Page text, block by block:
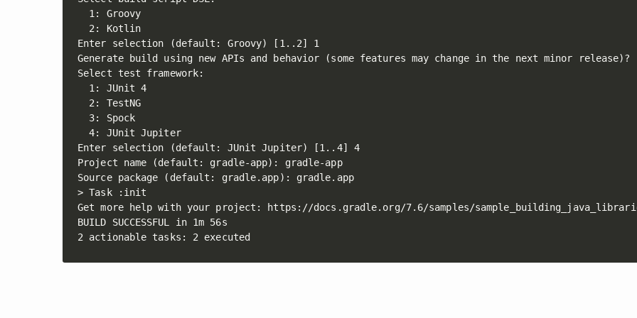
  1: Groovy
  2: Kotlin
Enter selection (default: Groovy) [1..2] 1
Generate build using new APIs and behavior (some features may change in the next minor
Select test framework:
  1: JUnit 4
  2: TestNG
  3: Spock
  4: JUnit Jupiter
Enter selection (default: JUnit Jupiter) [1..4] 4
Project name (default: gradle-app): gradle-app
Source package (default: gradle.app): gradle.app
> Task :init
Get more help with your project: https://docs.gradle.org/7.6/samples/
BUILD SUCCESSFUL in 1m 56s
2 actionable tasks: 2 executed